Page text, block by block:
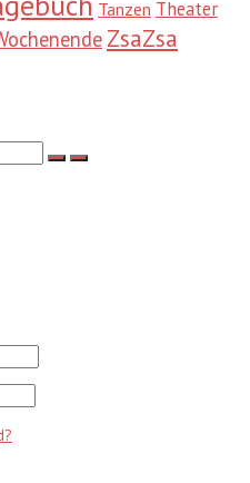
Tanzen Theater
ZsaZsa